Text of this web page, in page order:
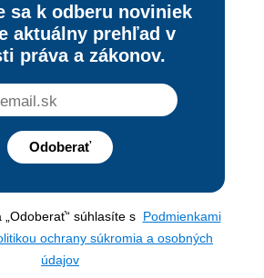
sa k odberu noviniek
aktuálny prehľad v
práva a zákonov.
Odoberať
súhlasíte s Podmienkami
ochrany súkromia a osobných
údajov